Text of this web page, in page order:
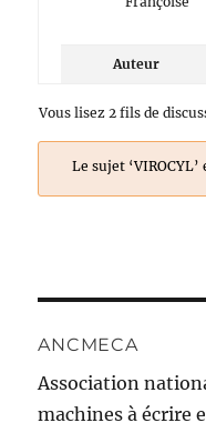
Auteur
Vous lisez 2 fils de
Le sujet
ANCMECA
Association
machines à écrire